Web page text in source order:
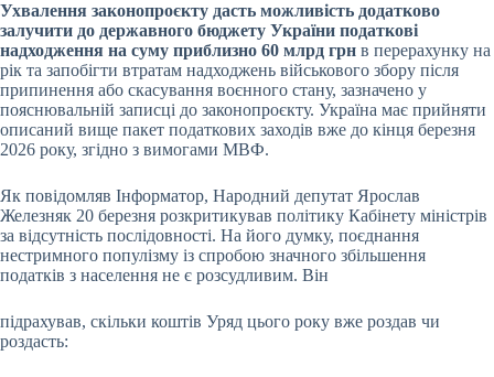
Ухвалення законопроєкту дасть можливість додатково
залучити до державного бюджету України податкові
надходження на суму приблизно 60 млрд грн в перерахунку на
рік та запобігти втратам надходжень військового збору після
припинення або скасування воєнного стану, зазначено у
пояснювальній записці до законопроєкту. Україна має прийняти
описаний вище пакет податкових заходів вже до кінця березня
2026 року, згідно з вимогами МВФ.
Як повідомляв Інформатор, Народний депутат Ярослав
Железняк 20 березня розкритикував політику Кабінету міністрів
за відсутність послідовності. На його думку, поєднання
нестримного популізму із спробою значного збільшення
податків з населення не є розсудливим. Він
підрахував, скільки коштів Уряд цього року вже роздав чи
роздасть: